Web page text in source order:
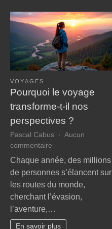
VOYAGES
Pourquoi le voyage
transforme-t-il nos
perspectives ?
Pascal Cabus
Aucun
commentaire
Pourquoi
voyage
transforme-
t-
nos
Chaque année, des millions
de personnes s’élancent sur
les routes du monde,
cherchant l’évasion,
l’aventure,…
En savoir plus